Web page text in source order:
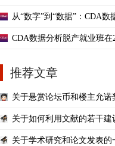
从“数字”到“数据”：CDA数
CDA数据分析脱产就业班在
推荐文章
关于悬赏论坛币和楼主允诺
关于如何利用文献的若干建
关于学术研究和论文发表的